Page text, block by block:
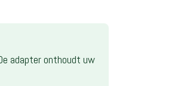
adapter onthoudt uw